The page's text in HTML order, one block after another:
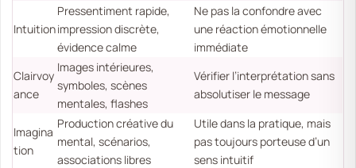
Intuition
Pressentiment rapide,
impression discrète,
évidence calme
Ne pas la confondre avec
une réaction émotionnelle
immédiate
Clairvoy
ance
Images intérieures,
symboles, scènes
mentales, flashes
Vérifier l’interprétation sans
absolutiser le message
Imagina
tion
Production créative du
mental, scénarios,
associations libres
Utile dans la pratique, mais
pas toujours porteuse d’un
sens intuitif